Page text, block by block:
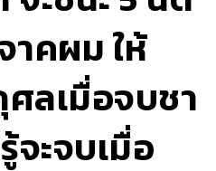
าคผม ให้
ลเมื่อจบชา
จะจบเมื่อ